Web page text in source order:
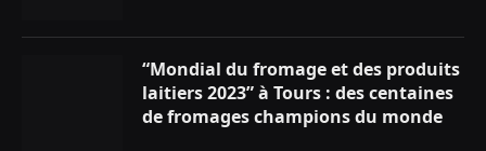
“Mondial du fromage et des produits
laitiers 2023” à Tours : des centaines
de fromages champions du monde